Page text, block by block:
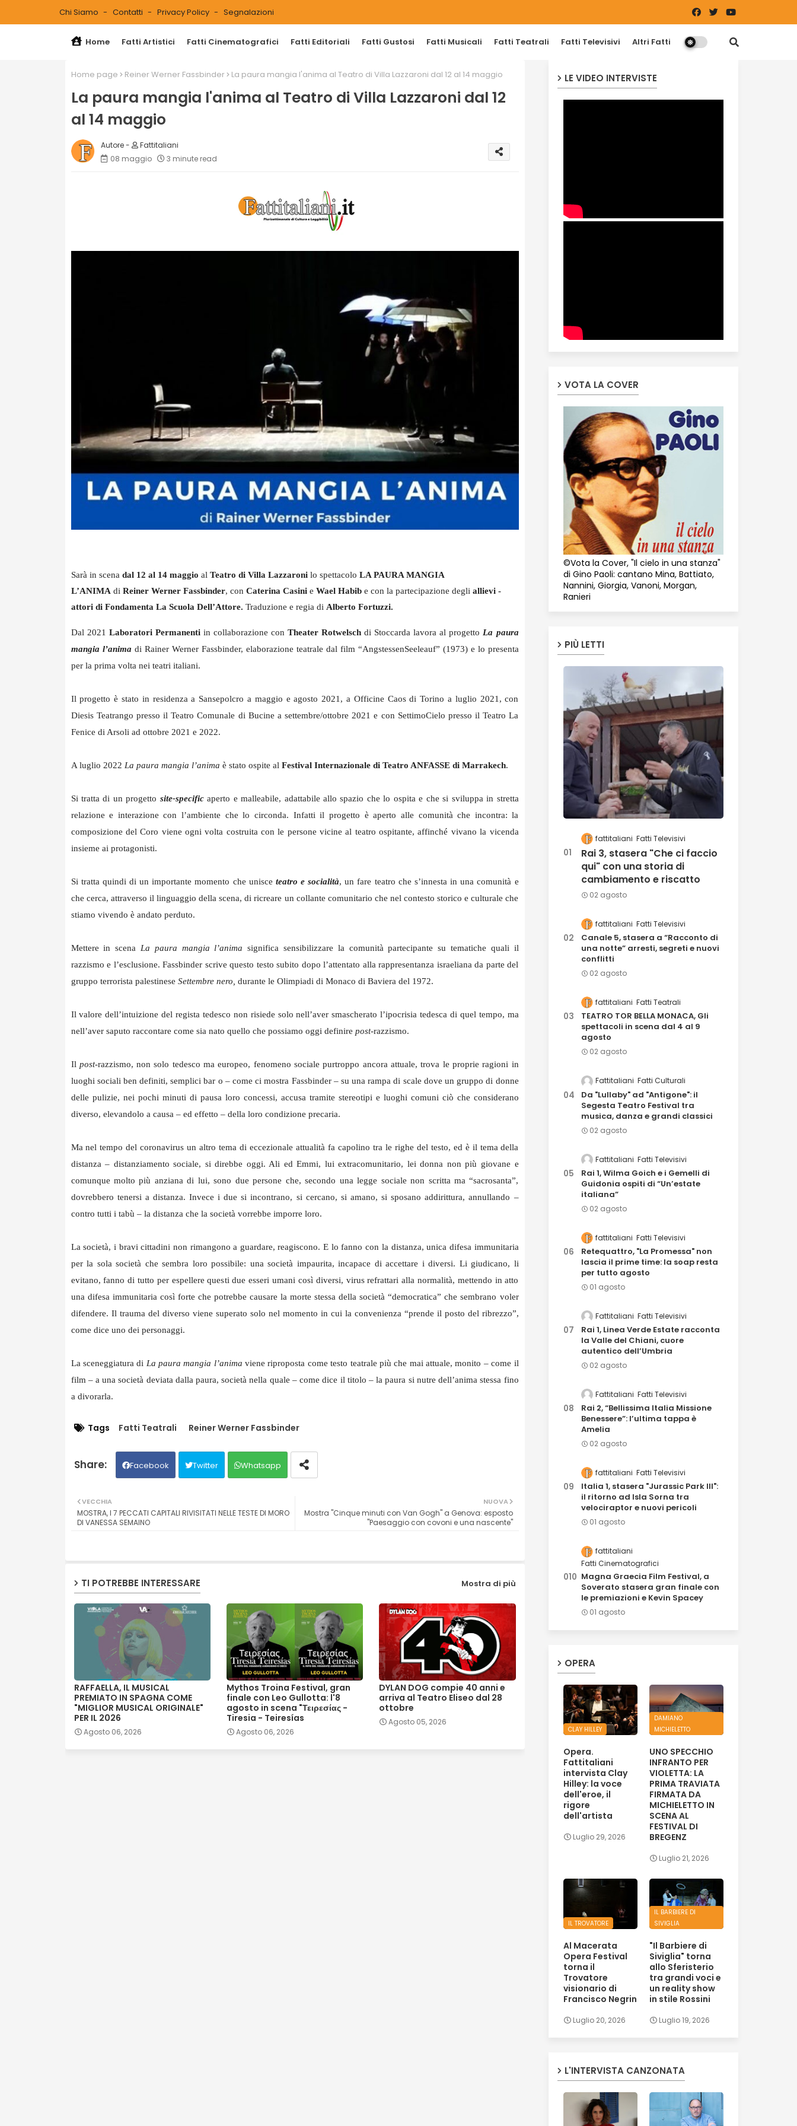
Chi Siamo Contatti Privacy Policy Segnalazioni
Home Fatti Artistici Fatti Cinematografici Fatti Editoriali Fatti Gustosi Fatti Musicali Fatti Teatrali Fatti Televisivi Altri Fatti
Home page Reiner Werner Fassbinder La paura mangia l'anima al Teatro di Villa Lazzaroni dal 12 al 14 maggio
La paura mangia l'anima al Teatro di Villa Lazzaroni dal 12
al 14 maggio
Fattitaliani
08 maggio
3 minute read
Sarà in scena dal 12 al 14 maggio al Teatro di Villa Lazzaronilo spettacolo LA PAURA MANGIA
L’ANIMA di Reiner Werner Fassbinder, con Caterina Casini e Wael Habib e con la partecipazione degli allievi -
attori di Fondamenta La Scuola Dell’Attore. Traduzione e regia di Alberto Fortuzzi.
Dal 2021 Laboratori Permanenti in collaborazione con Theater Rotwelschdi Stoccarda lavora al progetto La paura
mangia l’anima di Rainer Werner Fassbinder, elaborazione teatrale dal film “AngstessenSeeleauf” (1973) e lo presenta
per la prima volta nei teatri italiani.
Il progetto è stato in residenza a Sansepolcro a maggio e agosto 2021, a Officine Caos di Torino a luglio 2021, con
Diesis Teatrango presso il Teatro Comunale di Bucine a settembre/ottobre 2021 e con SettimoCielo presso il Teatro La
Fenice di Arsoli ad ottobre 2021 e 2022.
A luglio 2022 La paura mangia l’anima è stato ospite al Festival Internazionale di Teatro ANFASSE di Marrakech.
Si tratta di un progetto site-specificaperto e malleabile, adattabile allo spazio che lo ospita e che si sviluppa in stretta
relazione e interazione con l’ambiente che lo circonda. Infatti il progetto è aperto alle comunità che incontra: la
composizione del Coro viene ogni volta costruita con le persone vicine al teatro ospitante, affinché vivano la vicenda
insieme ai protagonisti.
Si tratta quindi di un importante momento che unisce teatro e socialità, un fare teatro che s’innesta in una comunità e
che cerca, attraverso il linguaggio della scena, di ricreare un collante comunitario che nel contesto storico e culturale che
stiamo vivendo è andato perduto.
Mettere in scena La paura mangia l’animasignifica sensibilizzare la comunità partecipante su tematiche quali il
razzismo e l’esclusione. Fassbinder scrive questo testo subito dopo l’attentato alla rappresentanza israeliana da parte del
gruppo terrorista palestinese Settembre nero, durante le Olimpiadi di Monaco di Baviera del 1972.
Il valore dell’intuizione del regista tedesco non risiede solo nell’aver smascherato l’ipocrisia tedesca di quel tempo, ma
nell’aver saputo raccontare come sia nato quello che possiamo oggi definire post-razzismo.
Il post-razzismo, non solo tedesco ma europeo, fenomeno sociale purtroppo ancora attuale, trova le proprie ragioni in
luoghi sociali ben definiti, semplici bar o – come ci mostra Fassbinder – su una rampa di scale dove un gruppo di donne
delle pulizie, nei pochi minuti di pausa loro concessi, accusa tramite stereotipi e luoghi comuni ciò che considerano
diverso, elevandolo a causa – ed effetto – della loro condizione precaria.
Ma nel tempo del coronavirus un altro tema di eccezionale attualità fa capolino tra le righe del testo, ed è il tema della
distanza – distanziamento sociale, si direbbe oggi. Ali ed Emmi, lui extracomunitario, lei donna non più giovane e
comunque molto più anziana di lui, sono due persone che, secondo una legge sociale non scritta ma “sacrosanta”,
dovrebbero tenersi a distanza. Invece i due si incontrano, si cercano, si amano, si sposano addirittura, annullando –
contro tutti i tabù – la distanza che la società vorrebbe imporre loro.
La società, i bravi cittadini non rimangono a guardare, reagiscono. E lo fanno con la distanza, unica difesa immunitaria
per la sola società che sembra loro possibile: una società impaurita, incapace di accettare i diversi. Li giudicano, li
evitano, fanno di tutto per espellere questi due esseri umani così diversi, virus refrattari alla normalità, mettendo in atto
una difesa immunitaria così forte che potrebbe causare la morte stessa della società “democratica” che sembrano voler
difendere. Il trauma del diverso viene superato solo nel momento in cui la convenienza “prende il posto del ribrezzo”,
come dice uno dei personaggi.
La sceneggiatura di La paura mangia l’animaviene riproposta come testo teatrale più che mai attuale, monito – come il
film – a una società deviata dalla paura, società nella quale – come dice il titolo – la paura si nutre dell’anima stessa fino
a divorarla.
Tags Fatti Teatrali Reiner Werner Fassbinder
Facebook Twitter Whatsapp
NUOVA
Mostra "Cinque minuti con Van Gogh" a Genova: esposto
"Paesaggio con covoni e una nascente"
VECCHIA
MOSTRA, I 7 PECCATI CAPITALI RIVISITATI NELLE TESTE DI MORO
DI VANESSA SEMAINO
TI POTREBBE INTERESSARE Mostra di più
RAFFAELLA, IL MUSICAL
PREMIATO IN SPAGNA COME
"MIGLIOR MUSICAL ORIGINALE"
PER IL 2026
Agosto 06, 2026
Mythos Troina Festival, gran
finale con Leo Gullotta: l'8
agosto in scena "Τειρεσίας -
Tiresia - Teiresías
Agosto 06, 2026
DYLAN DOG compie 40 anni e
arriva al Teatro Eliseo dal 28
ottobre
Agosto 05, 2026
LE VIDEO INTERVISTE
VOTA LA COVER
©Vota la Cover, "Il cielo in una stanza"
di Gino Paoli: cantano Mina, Battiato,
Nannini, Giorgia, Vanoni, Morgan,
Ranieri
PIÙ LETTI
fattitaliani Fatti Televisivi
Rai 3, stasera "Che ci faccio
qui" con una storia di
cambiamento e riscatto
02 agosto
fattitaliani Fatti Televisivi
Canale 5, stasera a “Racconto di
una notte” arresti, segreti e nuovi
conflitti
02 agosto
fattitaliani Fatti Teatrali
TEATRO TOR BELLA MONACA, Gli
spettacoli in scena dal 4 al 9
agosto
02 agosto
Fattitaliani Fatti Culturali
Da "Lullaby" ad "Antigone": il
Segesta Teatro Festival tra
musica, danza e grandi classici
02 agosto
Fattitaliani Fatti Televisivi
Rai 1, Wilma Goich e i Gemelli di
Guidonia ospiti di “Un’estate
italiana”
02 agosto
fattitaliani Fatti Televisivi
Retequattro, "La Promessa" non
lascia il prime time: la soap resta
per tutto agosto
01 agosto
Fattitaliani Fatti Televisivi
Rai 1, Linea Verde Estate racconta
la Valle del Chiani, cuore
autentico dell’Umbria
02 agosto
Fattitaliani Fatti Televisivi
Rai 2, “Bellissima Italia Missione
Benessere”: l’ultima tappa è
Amelia
02 agosto
fattitaliani Fatti Televisivi
Italia 1, stasera "Jurassic Park III":
il ritorno ad Isla Sorna tra
velociraptor e nuovi pericoli
01 agosto
fattitaliani
Fatti Cinematografici
Magna Graecia Film Festival, a
Soverato stasera gran finale con
le premiazioni e Kevin Spacey
01 agosto
OPERA
CLAY HILLEY
Opera.
Fattitaliani
intervista Clay
Hilley: la voce
dell'eroe, il
rigore
dell'artista
Luglio 29, 2026
DAMIANO
MICHIELETTO
UNO SPECCHIO
INFRANTO PER
VIOLETTA: LA
PRIMA TRAVIATA
FIRMATA DA
MICHIELETTO IN
SCENA AL
FESTIVAL DI
BREGENZ
Luglio 21, 2026
IL TROVATORE
Al Macerata
Opera Festival
torna il
Trovatore
visionario di
Francisco Negrin
Luglio 20, 2026
IL BARBIERE DI
SIVIGLIA
"Il Barbiere di
Siviglia" torna
allo Sferisterio
tra grandi voci e
un reality show
in stile Rossini
Luglio 19, 2026
L'INTERVISTA CANZONATA